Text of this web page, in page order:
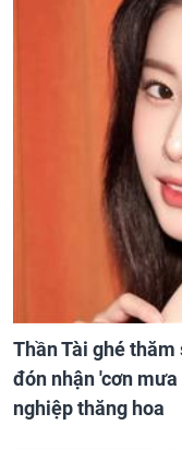
Thần Tài ghé
đón nhận 'cơn
nghiệp thăng hoa